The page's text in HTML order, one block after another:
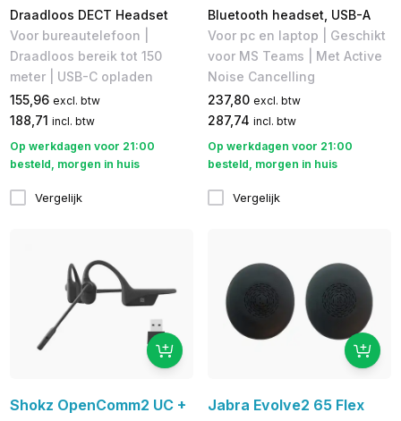
Draadloos DECT Headset
Voor bureautelefoon |
Draadloos bereik tot 150
meter | USB-C opladen
155,96 excl. btw
188,71 incl. btw
Op werkdagen voor 21:00
besteld, morgen in huis
Vergelijk
Bluetooth headset, USB-A
Voor pc en laptop | Geschikt
voor MS Teams | Met Active
Noise Cancelling
237,80 excl. btw
287,74 incl. btw
Op werkdagen voor 21:00
besteld, morgen in huis
Vergelijk
Shokz OpenComm2 UC +
Jabra Evolve2 65 Flex